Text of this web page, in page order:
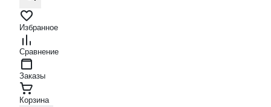
Избранное
Сравнение
Заказы
Корзина